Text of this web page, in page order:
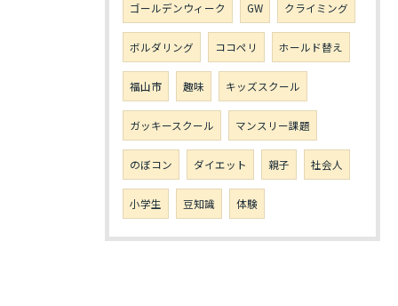
ゴールデンウィーク GW クライミング
ボルダリング ココペリ ホールド替え
福山市 趣味 キッズスクール
ガッキースクール マンスリー課題
のぼコン ダイエット 親子 社会人
小学生 豆知識 体験